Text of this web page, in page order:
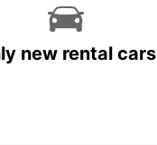
new rental cars